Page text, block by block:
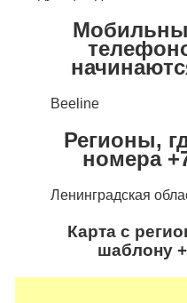
Beeline
Регионы,
номера
Ленинградская
Карта с
шаблону